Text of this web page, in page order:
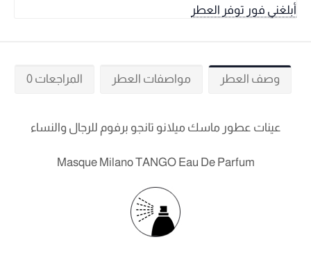
أبلغني فور توفر العطر
وصف العطر مواصفات العطر المراجعات 0
عينات عطور ماسك ميلانو تانجو برفوم للرجال والنساء
Masque Milano TANGO Eau De Parfum